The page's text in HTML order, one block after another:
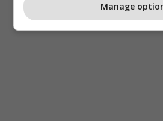
Manage